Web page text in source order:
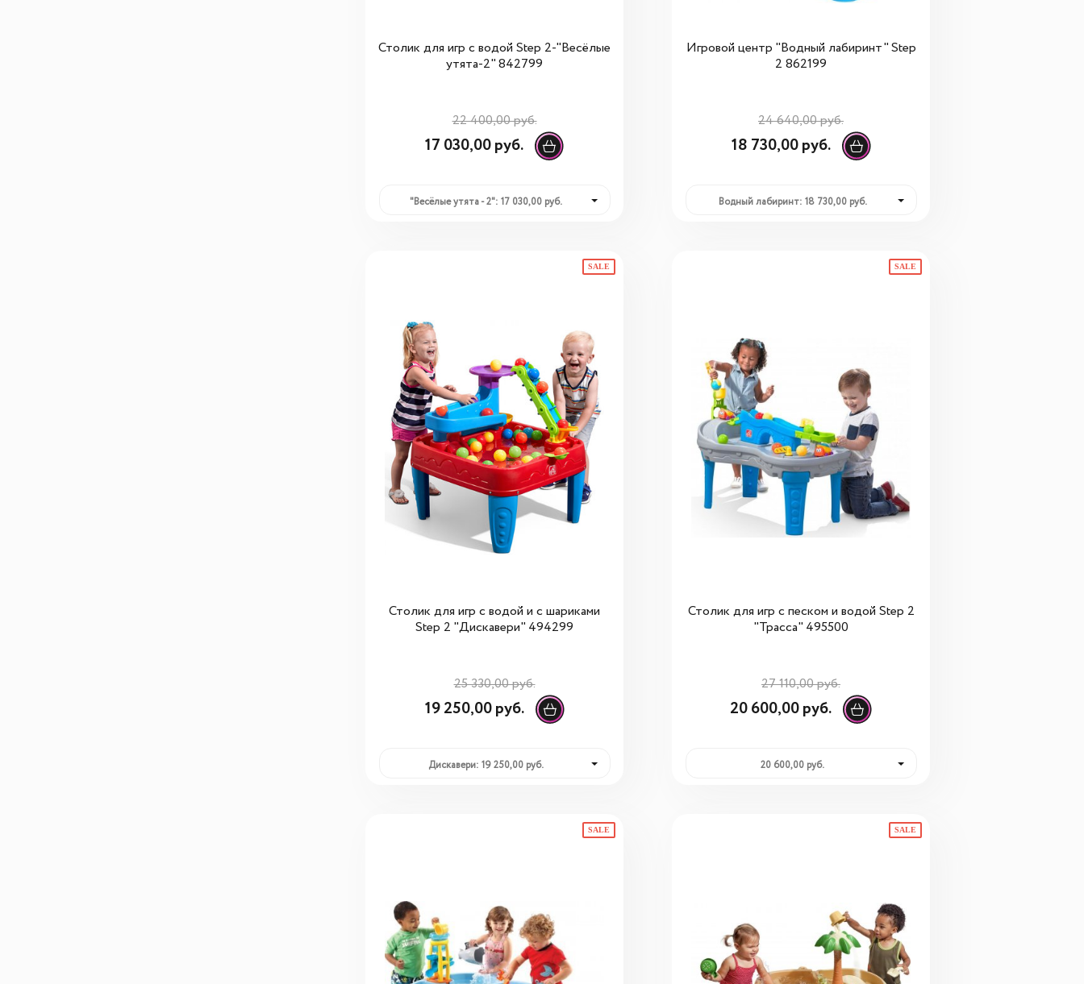
Столик для игр с водой Step 2-"Весёлые
утята-2" 842799
22 400,00 руб.
17 030,00 руб.
"Весёлые утята - 2": 17 030,00 руб.
Игровой центр "Водный лабиринт" Step
2 862199
24 640,00 руб.
18 730,00 руб.
Водный лабиринт: 18 730,00 руб.
SALE
Столик для игр с водой и с шариками
Step 2 "Дискавери" 494299
25 330,00 руб.
19 250,00 руб.
Дискавери: 19 250,00 руб.
SALE
Столик для игр с песком и водой Step 2
"Трасса" 495500
27 110,00 руб.
20 600,00 руб.
20 600,00 руб.
SALE SALE